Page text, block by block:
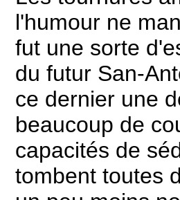
l'humour ne
fut une sorte
du futur San-
ce dernier une
beaucoup de
capacités de
tombent toutes